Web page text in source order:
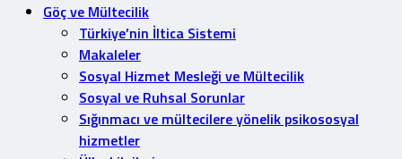
Göç ve Mültecilik
Türkiye’nin İltica Sistemi
Makaleler
Sosyal Hizmet Mesleği ve Mültecilik
Sosyal ve Ruhsal Sorunlar
Sığınmacı ve mültecilere yönelik psikososyal
hizmetler